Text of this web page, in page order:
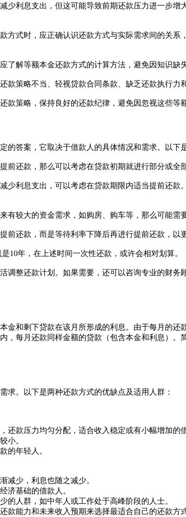
少利息支出，但这可能导致前期还款压力进一步
方式时，应正确认识还款方式与实际需求间的关
解等额本金还款方式的计算方法，避免因知识缺
策略不当、轻视贷款合同条款、缺乏还款执行力
策略，保持良好的还款纪律，避免因忽视这些等
答案，它取决于借款人的具体情况和需求。以下
还款，那么可以考虑在贷款初期就进行部分或全
少利息支出，可以考虑在贷款期限内适当提前还
较大的资金需求，如购房、购车等，那么可能需
还款，而是等待利率下降后再进行提前还款，以
10年，在上述时间一次性还款，或许会相对划算。
整还款计划。如果需要，还可以咨询专业的财务
和剩下贷款在该月所形成的利息。由于每月的还
，每月还款同样金额的贷款（包含本金和利息）
求。以下是两种还款方式的优缺点及适用人群：
款压力均匀分配，适合收入稳定或有小幅增加的
小。
的年轻人。
减少，利息也随之减少。
济基础的借款人。
的人群，如中年人或工作处于高峰阶段的人士。
款能力和未来收入预期来选择最适合自己的还款